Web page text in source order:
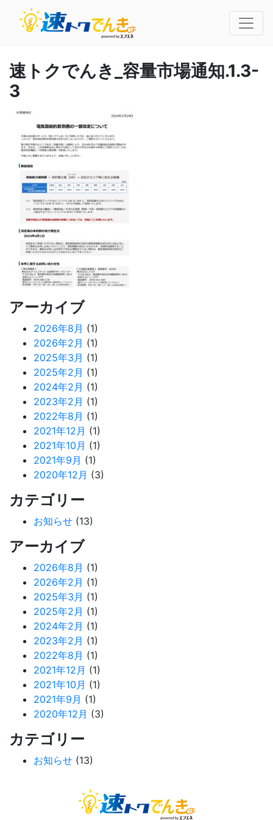
速トクでんき_容量市場通知.1.3-
3
アーカイブ
2026年8月 (1)
2026年2月 (1)
2025年3月 (1)
2025年2月 (1)
2024年2月 (1)
2023年2月 (1)
2022年8月 (1)
2021年12月 (1)
2021年10月 (1)
2021年9月 (1)
2020年12月 (3)
カテゴリー
お知らせ (13)
アーカイブ
2026年8月 (1)
2026年2月 (1)
2025年3月 (1)
2025年2月 (1)
2024年2月 (1)
2023年2月 (1)
2022年8月 (1)
2021年12月 (1)
2021年10月 (1)
2021年9月 (1)
2020年12月 (3)
カテゴリー
お知らせ (13)